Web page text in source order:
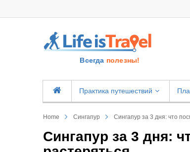
Всегда полезны!
Практика путешествий
Home Сингапур Сингапур за 3 дня: что
Сингапур за 3 дня: